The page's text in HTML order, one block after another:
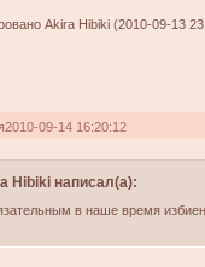
Akira Hibiki (2010-09-13
2010-09-14 16:20:12
Hibiki написал(а):
в наше время